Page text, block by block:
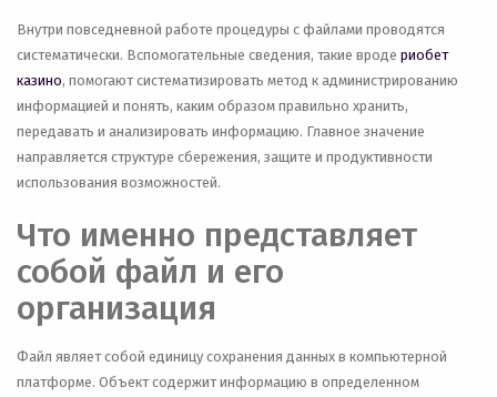
Внутри повседневной работе процедуры с файлами проводятся
систематически. Вспомогательные сведения, такие вроде риобет
казино, помогают систематизировать метод к администрированию
информацией и понять, каким образом правильно хранить,
передавать и анализировать информацию. Главное значение
направляется структуре сбережения, защите и продуктивности
использования возможностей.
Что именно представляет
собой файл и его
организация
Файл являет собой единицу сохранения данных в компьютерной
платформе. Объект содержит информацию в определенном